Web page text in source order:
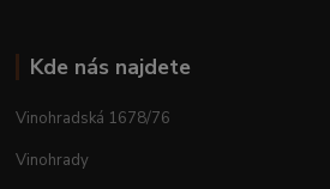
Kde nás najdete
Vinohradská 1678/76
Vinohrady